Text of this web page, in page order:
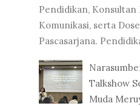
Pendidikan, Konsultan
Komunikasi, serta
Pascasarjana.
Talkshow
Muda